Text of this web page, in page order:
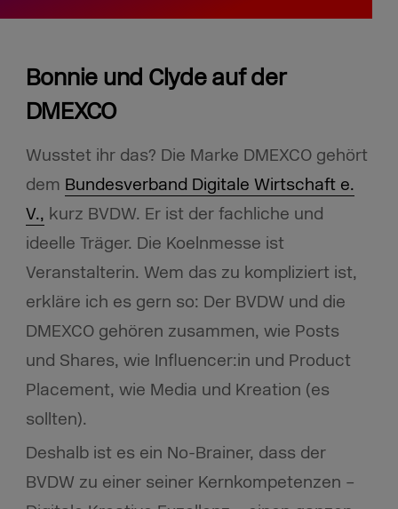
Bonnie und Clyde auf der
DMEXCO
Wusstet ihr das? Die Marke DMEXCO gehört
dem Bundesverband Digitale Wirtschaft e.
V., kurz BVDW. Er ist der fachliche und
ideelle Träger. Die Koelnmesse ist
Veranstalterin. Wem das zu kompliziert ist,
erkläre ich es gern so: Der BVDW und die
DMEXCO gehören zusammen, wie Posts
und Shares, wie Influencer:in und Product
Placement, wie Media und Kreation (es
sollten).
Deshalb ist es ein No-Brainer, dass der
BVDW zu einer seiner Kernkompetenzen –